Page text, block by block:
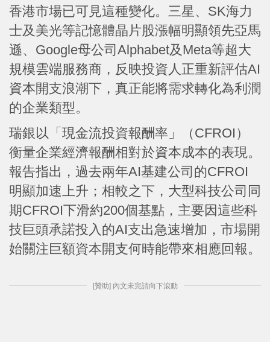
香港市場已可見這種變化。三星、SK海力
士及美光等記憶體晶片股漲幅明顯領先亞馬
遜、Google母公司Alphabet及Meta等超大
規模雲端服務商，反映投資人正重新評估AI
資本開支浪潮下，真正能將需求轉化為利潤
的企業類型。
瑞銀以「現金流投資報酬率」（CFROI）
衡量企業經濟報酬相對於資本成本的表現。
報告指出，過去兩年AI基建公司的CFROI
明顯加速上升；相較之下，大型科技公司同
期CFROI下滑約200個基點，主要因這些科
技巨頭承諾投入的AI支出急速增加，市場開
始關注巨額資本開支何時能帶來相應回報。
[贊助] 內文未完請向下滾動